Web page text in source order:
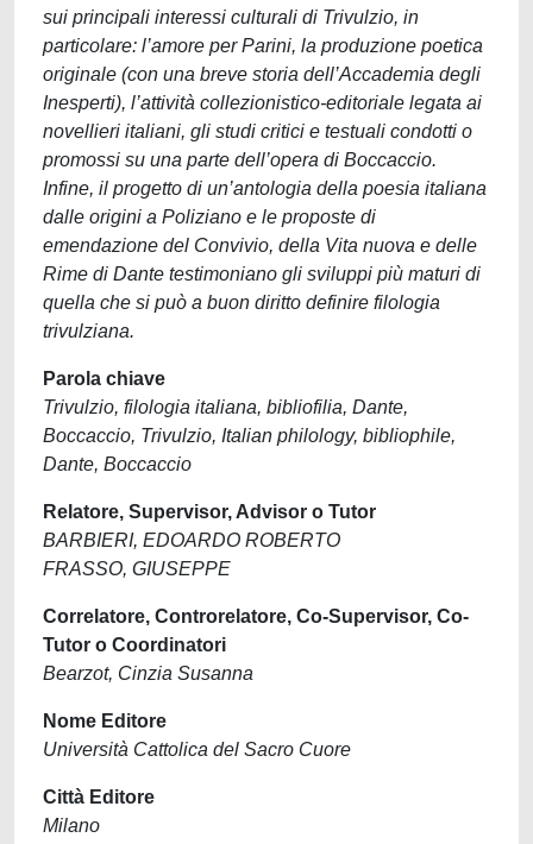
sui principali interessi culturali di Trivulzio, in
particolare: l’amore per Parini, la produzione poetica
originale (con una breve storia dell’Accademia degli
Inesperti), l’attività collezionistico-editoriale legata ai
novellieri italiani, gli studi critici e testuali condotti o
promossi su una parte dell’opera di Boccaccio.
Infine, il progetto di un’antologia della poesia italiana
dalle origini a Poliziano e le proposte di
emendazione del Convivio, della Vita nuova e delle
Rime di Dante testimoniano gli sviluppi più maturi di
quella che si può a buon diritto definire filologia
trivulziana.
Parola chiave
Trivulzio, filologia italiana, bibliofilia, Dante,
Boccaccio, Trivulzio, Italian philology, bibliophile,
Dante, Boccaccio
Relatore, Supervisor, Advisor o Tutor
BARBIERI, EDOARDO ROBERTO
FRASSO, GIUSEPPE
Correlatore, Controrelatore, Co-Supervisor, Co-
Tutor o Coordinatori
Bearzot, Cinzia Susanna
Nome Editore
Università Cattolica del Sacro Cuore
Città Editore
Milano